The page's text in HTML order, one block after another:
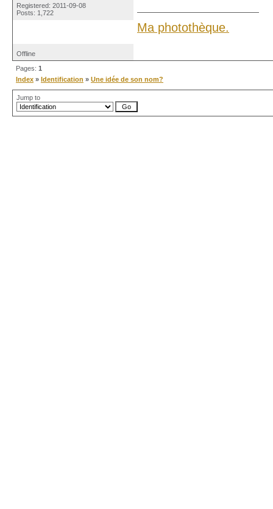
Registered: 2011-09-08
Posts: 1,722
Ma photothèque.
Offline
Pages: 1
Index » Identification » Une idée de son nom?
Jump to